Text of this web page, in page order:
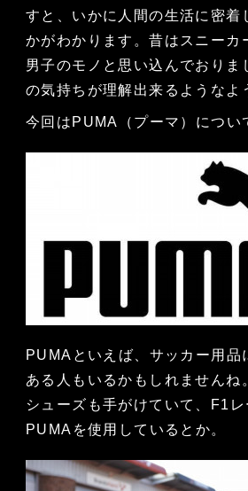
すと、いかに人間の生活に密着
かがわかります。昔はスニーカ
男子のモノと思い込んでおりま
の気持ちが理解出来るようなよ
今回はPUMA（プーマ）につい
PUMAといえば、サッカー用品
ある人もいるかもしれませんね
シューズも手がけていて、F1
PUMAを使用しているとか。